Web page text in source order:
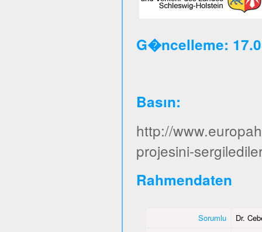
G�ncelleme:
Basın:
http://
projesini-
Rahmendaten
Sorumlu
Dr.